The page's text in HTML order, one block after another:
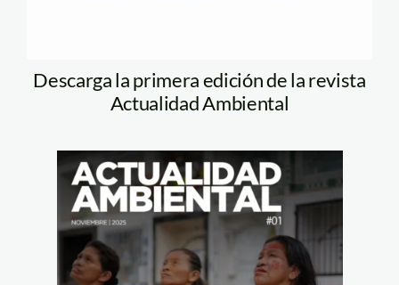
Descarga la primera edición de la revista
Actualidad Ambiental